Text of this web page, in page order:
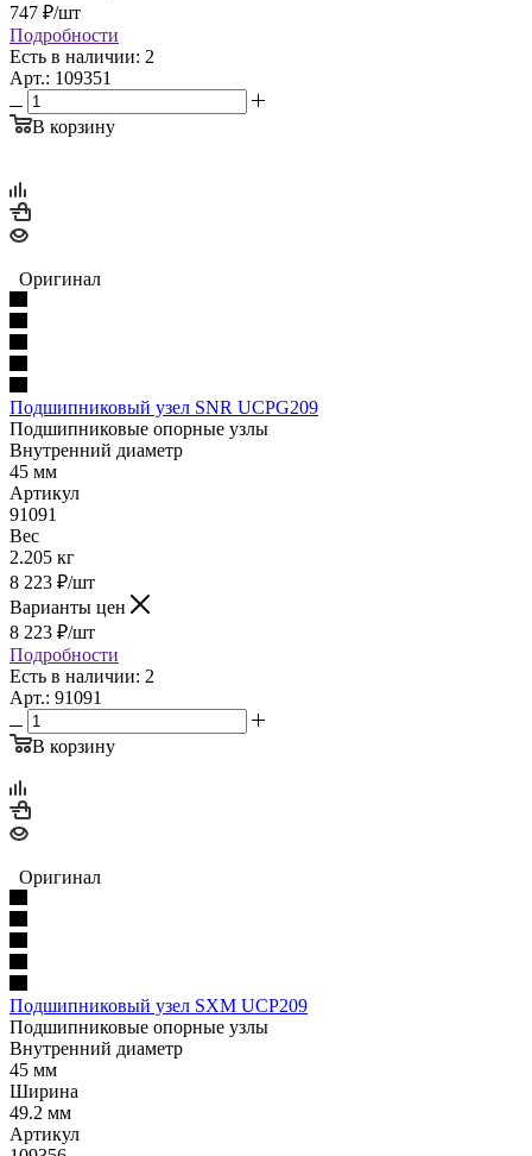
747 ₽/шт
Подробности
Есть в наличии: 2
Арт.: 109351
В корзину
Оригинал
Подшипниковый узел SNR UCPG209
Подшипниковые опорные узлы
Внутренний диаметр
45 мм
Артикул
91091
Вес
2.205 кг
8 223 ₽/шт
Варианты цен
8 223 ₽/шт
Подробности
Есть в наличии: 2
Арт.: 91091
В корзину
Оригинал
Подшипниковый узел SXM UCP209
Подшипниковые опорные узлы
Внутренний диаметр
45 мм
Ширина
49.2 мм
Артикул